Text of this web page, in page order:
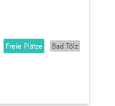
Freie Plätze
Bad Tölz